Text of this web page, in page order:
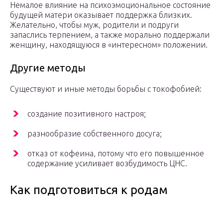
Немалое влияние на психоэмоциональное состояние
будущей матери оказывает поддержка близких.
Желательно, чтобы муж, родители и подруги
запаслись терпением, а также морально поддержали
женщину, находящуюся в «интересном» положении.
Другие методы
Существуют и иные методы борьбы с токофобией:
создание позитивного настроя;
разнообразие собственного досуга;
отказ от кофеина, потому что его повышенное
содержание усиливает возбудимость ЦНС.
Как подготовиться к родам